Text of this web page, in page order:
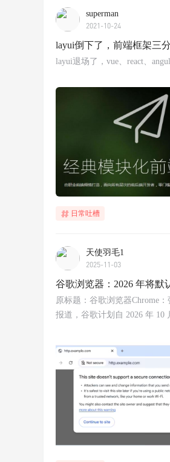
superman
2021-10-24
layui倒下了，前端框架三
layui退场了，vue、react、
日常吐槽
天使羽毛1
2025-11-03
谷歌浏览器：2026 年将默
原标题：谷歌浏览器Chrome
报道，谷歌计划自 2026 年 10